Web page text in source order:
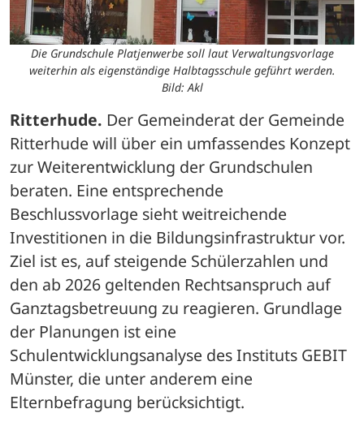
Die Grundschule Platjenwerbe soll laut Verwaltungsvorlage
weiterhin als eigenständige Halbtagsschule geführt werden.
Bild: Akl
Ritterhude. Der Gemeinderat der Gemeinde
Ritterhude will über ein umfassendes Konzept
zur Weiterentwicklung der Grundschulen
beraten. Eine entsprechende
Beschlussvorlage sieht weitreichende
Investitionen in die Bildungsinfrastruktur vor.
Ziel ist es, auf steigende Schülerzahlen und
den ab 2026 geltenden Rechtsanspruch auf
Ganztagsbetreuung zu reagieren. Grundlage
der Planungen ist eine
Schulentwicklungsanalyse des Instituts GEBIT
Münster, die unter anderem eine
Elternbefragung berücksichtigt.